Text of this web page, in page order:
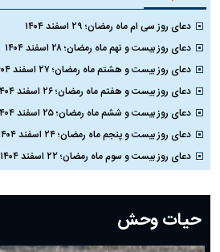
دعای روز سی ام ماه رمضان؛ ۲۹ اسفند ۱۴۰۴
دعای روز بیست و نهم ماه رمضان؛ ۲۸ اسفند ۱۴۰۴
دعای روز بیست و هشتم ماه رمضان؛ ۲۷ اسفند ۱۴۰۴
دعای روز بیست و هفتم ماه رمضان؛ ۲۶ اسفند ۱۴۰۴
دعای روز بیست و ششم ماه رمضان؛ ۲۵ اسفند ۱۴۰۴
دعای روز بیست و پنجم ماه رمضان؛ ۲۴ اسفند ۱۴۰۴
دعای روز بیست و سوم ماه رمضان؛ ۲۲ اسفند ۱۴۰۴
دعای روز بیستم ماه رمضان؛ ۱۹ اسفند ۱۴۰۴
دعای روز هشتم ماه مبارک رمضان؛ ۷ اسفند ماه ۱۴۰۴
دعای روز هفتم ماه رمضان؛ ۶ اسفند ۱۴۰۴
حیات وحش